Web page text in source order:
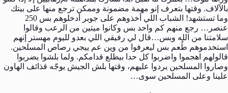
بالآلاف. وقتها بتعرف إنو مهمة مضمونة وممكن ترجع منها على بيتك
وما تستشهد! الشباب اللي أخذوهم على جوبر أدخلوهم بس 250
عنصر… رجع منهم كم واحد بس وكانوا ميتين من الرعب وقالوا
سلامتنا من الله وبس…قال لي رفيقي اللي بعدو لليوم مهستر إنهم
استخدموهم طُعم بس ليعرفوا من وين عم ييجي رصاص المسلحين.
قالولهم اهجموا واضربوا كل حدا بيطلع قدامكم. ولما بلشوا يضربوا
وصاروا المسلحين يردوا عليهم، وقتها بلش الجيش يوجّه قذائف الهاون
علينا وعلى المسلحين سوى…